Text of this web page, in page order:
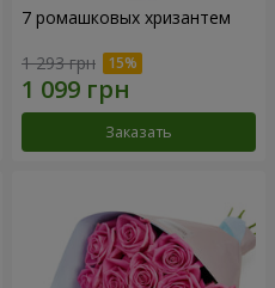
7 ромашковых хризантем
1 293 грн
Заказать